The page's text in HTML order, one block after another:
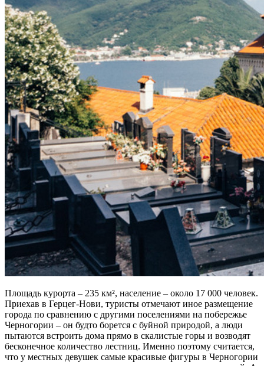
Площадь курорта – 235 км², население – около 17 000 человек.
Приехав в Герцег-Нови, туристы отмечают иное размещение
города по сравнению с другими поселениями на побережье
Черногории – он будто борется с буйной природой, а люди
пытаются встроить дома прямо в скалистые горы и возводят
бесконечное количество лестниц. Именно поэтому считается,
что у местных девушек самые красивые фигуры в Черногории